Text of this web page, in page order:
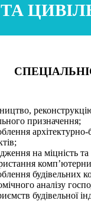
призначення;
на міцність
будівельних
аналізу
будівельної